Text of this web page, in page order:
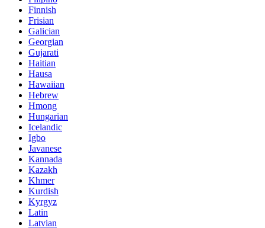
Finnish
Frisian
Galician
Georgian
Gujarati
Haitian
Hausa
Hawaiian
Hebrew
Hmong
Hungarian
Icelandic
Igbo
Javanese
Kannada
Kazakh
Khmer
Kurdish
Kyrgyz
Latin
Latvian